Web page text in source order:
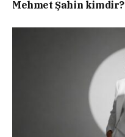
Mehmet Şahin kimdir?